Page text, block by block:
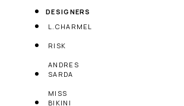
DESIGNERS
L.CHARMEL
RISK
ANDRES
SARDA
MISS
BIKINI